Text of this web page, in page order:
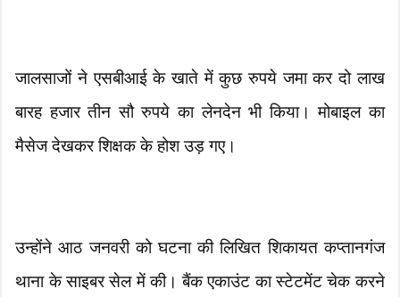
जालसाजों ने एसबीआई के खाते में कुछ रुपये जमा कर दो लाख
बारह हजार तीन सौ रुपये का लेनदेन भी किया। मोबाइल का
मैसेज देखकर शिक्षक के होश उड़ गए।
उन्होंने आठ जनवरी को घटना की लिखित शिकायत कप्तानगंज
थाना के साइबर सेल में की। बैंक एकाउंट का स्टेटमेंट चेक करने